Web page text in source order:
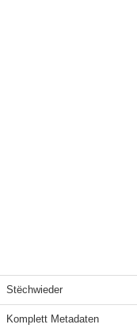
Stëchwieder
Komplett Metadaten